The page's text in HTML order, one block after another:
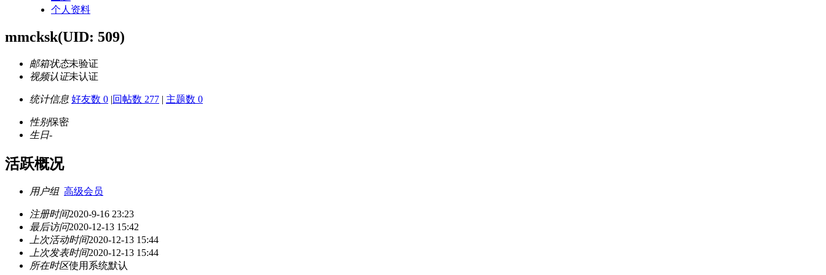
个人资料
mmcksk(UID: 509)
邮箱状态未验证
视频认证未认证
统计信息 好友数 0 |回帖数 277 | 主题数 0
性别保密
生日-
活跃概况
用户组 高级会员
注册时间2020-9-16 23:23
最后访问2020-12-13 15:42
上次活动时间2020-12-13 15:44
上次发表时间2020-12-13 15:44
所在时区使用系统默认